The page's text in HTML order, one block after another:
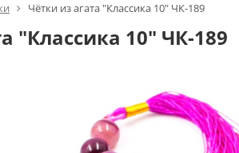
Чётки из агата "Классика 10" ЧК-189
"Классика 10" ЧК-189